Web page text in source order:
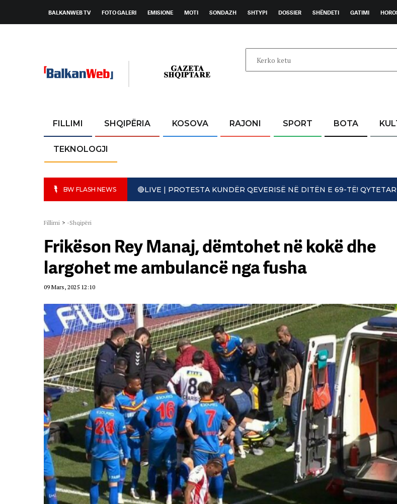
BALKANWEB TV FOTO GALERI EMISIONE MOTI SONDAZH SHTYPI DOSSIER SHËNDETI GATIMI
FILLIMI SHQIPËRIA KOSOVA RAJONI SPORT BOTA
TEKNOLOGJI
BW FLASH NEWS 🔴LIVE | PROTESTA KUNDËR QEVERISË NË DITËN E 69-TË!
Fillimi > -Shqipëri
Frikëson Rey Manaj, dëmtohet në kokë dhe
largohet me ambulancë nga fusha
09 Mars, 2025 12:10
LIVE- Protestuesit
drejt Rrugës së
“Shqipëria meriton
thirrjet që
Poshtë
07 Gusht, 2026
I riu nga protesta
Çfarë i ke ofruar
e shqiptarëve, jo e
07 Gusht, 2026
Protestuesja kujton
gushtit me anijen
më të ikim,
07 Gusht, 2026
Aktivisti Edison Lika:
burg, Belinda në